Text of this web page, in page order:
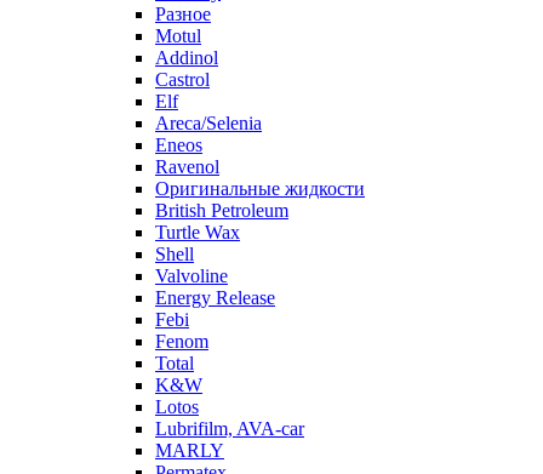
Разное
Motul
Addinol
Castrol
Elf
Areca/Selenia
Eneos
Ravenol
Оригинальные жидкости
British Petroleum
Turtle Wax
Shell
Valvoline
Energy Release
Febi
Fenom
Total
K&W
Lotos
Lubrifilm, AVA-car
MARLY